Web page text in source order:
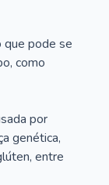
que pode se
como
por
genética,
entre